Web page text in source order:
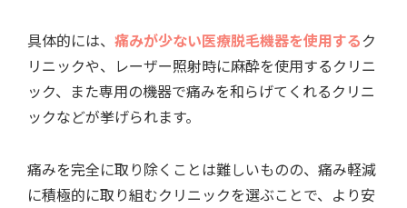
具体的には、 痛みが少ない医療脱毛機器を使用するク
リニックや、レーザー照射時に麻酔を使用するクリニ
ック、また専用の機器で痛みを和らげてくれるクリニ
ックなどが挙げられます。
痛みを完全に取り除くことは難しいものの、痛み軽減
に積極的に取り組むクリニックを選ぶことで、より安